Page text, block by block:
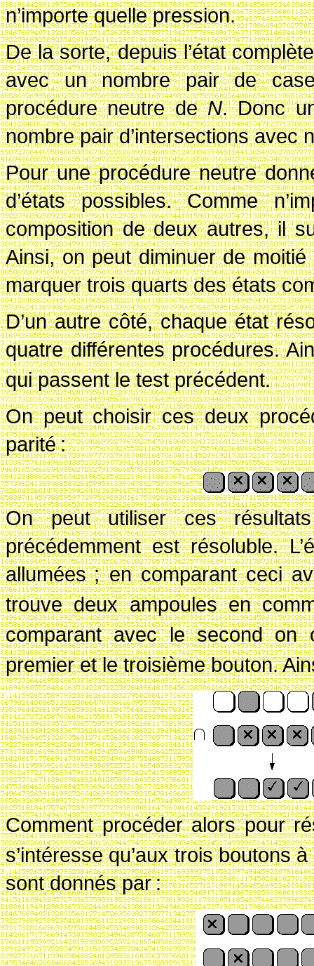
n’importe quelle pression.
De la sorte, depuis l’état
avec un nombre pair de
procédure neutre deN. Donc
nombre pair d’intersections avec
Pour une procédure neutre
d’états possibles. Comme
composition de deux autres, il
Ainsi, on peut diminuer de
marquer trois quarts des états
D’un autre côté, chaque état
quatre différentes procédures.
qui passent le test précédent.
On peut choisir ces deux
parité :
On peut utiliser ces
précédemment est résoluble.
allumées ; en comparant ceci
trouve deux ampoules en
comparant avec le second on
premier et le troisième bouton.
Comment procéder alors pour
s’intéresse qu’aux trois boutons
sont donnés par :